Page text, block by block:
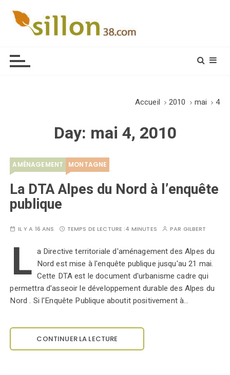
Accueil 2010 mai 4
Day: mai 4, 2010
AMÉNAGEMENT MONTAGNE
La DTA Alpes du Nord à l’enquête
publique
IL Y A 16 ANS TEMPS DE LECTURE :4 MINUTES PAR GILBERT
L a Directive territoriale d'aménagement des Alpes du
Nord est mise à l'enquête publique jusqu'au 21 mai.
Cette DTA est le document d'urbanisme cadre qui
permettra d'asseoir le développement durable des Alpes du
Nord . Si l'Enquête Publique aboutit positivement à…
CONTINUER LA LECTURE